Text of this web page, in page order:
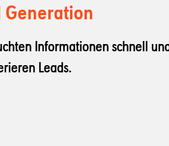
Generation
Informationen schnell
Leads.